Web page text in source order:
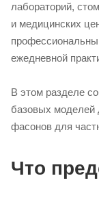
лабораторий,
и медицинских
ежедневной
В этом разделе
базовых моделей
фасонов для
Что